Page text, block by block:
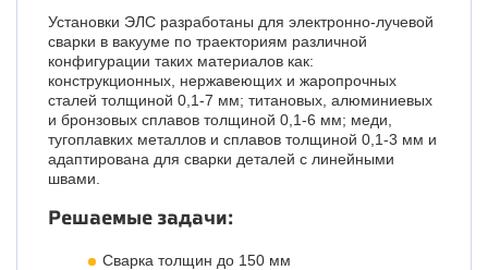
Установки ЭЛС разработаны для электронно-лучевой
сварки в вакууме по траекториям различной
конфигурации таких материалов как:
конструкционных, нержавеющих и жаропрочных
сталей толщиной 0,1-7 мм; титановых, алюминиевых
и бронзовых сплавов толщиной 0,1-6 мм; меди,
тугоплавких металлов и сплавов толщиной 0,1-3 мм и
адаптирована для сварки деталей с линейными
швами.
Решаемые задачи:
Сварка толщин до 150 мм